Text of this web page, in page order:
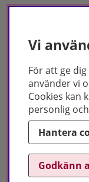
Hudoteket erbjuder
makeup – både
utbildade
behandlingar för just
besök oss i Jönköping
Copyright ©
Vi
För att ge
använder vi
Cookies kan
personlig
Hantera
Godkänn